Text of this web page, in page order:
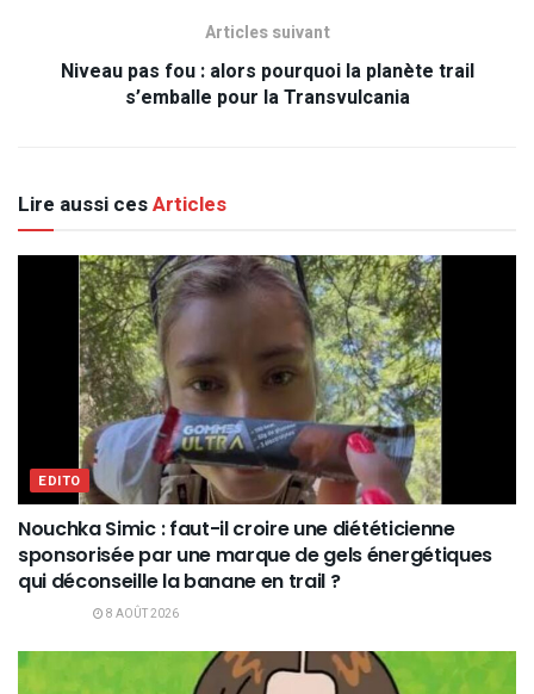
Articles suivant
Niveau pas fou : alors pourquoi la planète trail
s’emballe pour la Transvulcania
Lire aussi cesArticles
EDITO
Nouchka Simic : faut-il croire une diététicienne
sponsorisée par une marque de gels énergétiques
qui déconseille la banane en trail ?
8 AOÛT 2026